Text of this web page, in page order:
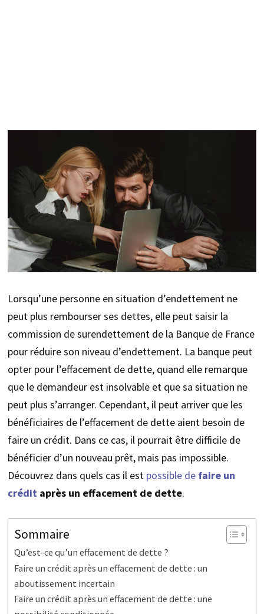
Lorsqu’une personne en situation d’endettement ne
peut plus rembourser ses dettes, elle peut saisir la
commission de surendettement de la Banque de France
pour réduire son niveau d’endettement. La banque peut
opter pour l’effacement de dette, quand elle remarque
que le demandeur est insolvable et que sa situation ne
peut plus s’arranger. Cependant, il peut arriver que les
bénéficiaires de l’effacement de dette aient besoin de
faire un crédit. Dans ce cas, il pourrait être difficile de
bénéficier d’un nouveau prêt, mais pas impossible.
Découvrez dans quels cas il est possible de faire un
créditaprès un effacement de dette.
Sommaire
Qu’est-ce qu’un effacement de dette ?
Faire un crédit après un effacement de dette : un
aboutissement incertain
Faire un crédit après un effacement de dette : une